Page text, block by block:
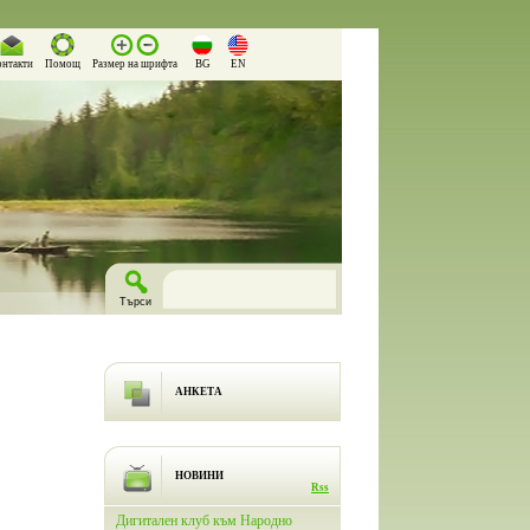
Помощ Размер на шрифта BG EN
АНКЕТА
НОВИНИ
Rss
Дигитален клуб към Народно